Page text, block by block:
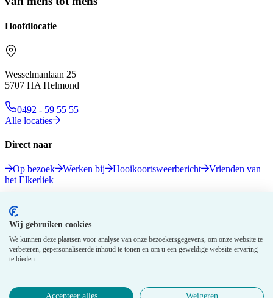
Wij gebruiken cookies
We kunnen deze plaatsen voor analyse van onze bezoekersgegevens, om onze website te
verbeteren, gepersonaliseerde inhoud te tonen en om u een geweldige website-ervaring
te bieden.
Accepteer alles Weigeren
Hoofdlocatie
Wesselmanlaan 25
5707 HA Helmond
0492 - 59 55 55
Alle locaties
Direct naar
Op bezoek Werken bij Hooikoortsweerbericht
Vrienden van
het Elkerliek
Volg ons